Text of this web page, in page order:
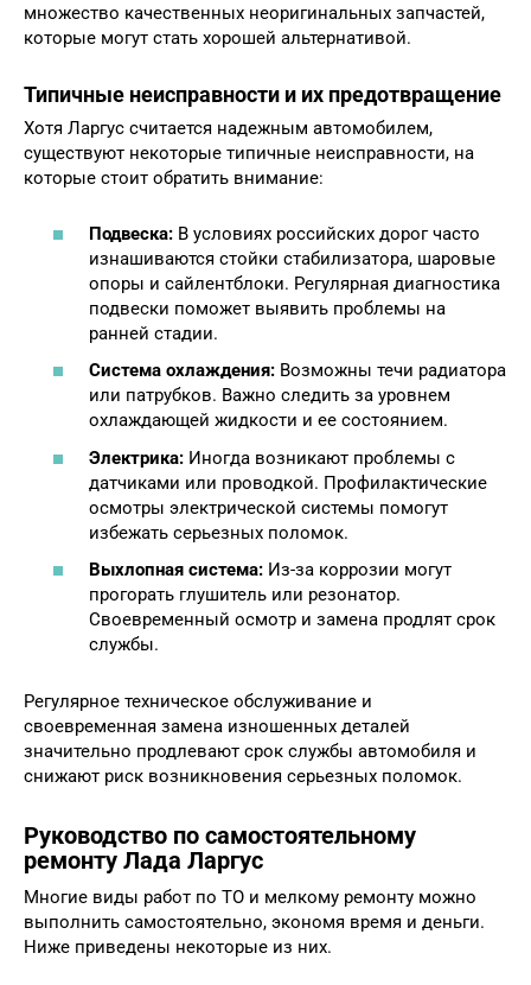
множество качественных неоригинальных запчастей,
которые могут стать хорошей альтернативой.
Типичные неисправности и их предотвращение
Хотя Ларгус считается надежным автомобилем,
существуют некоторые типичные неисправности, на
которые стоит обратить внимание:
Подвеска: В условиях российских дорог часто
изнашиваются стойки стабилизатора, шаровые
опоры и сайлентблоки. Регулярная диагностика
подвески поможет выявить проблемы на
ранней стадии.
Система охлаждения: Возможны течи радиатора
или патрубков. Важно следить за уровнем
охлаждающей жидкости и ее состоянием.
Электрика: Иногда возникают проблемы с
датчиками или проводкой. Профилактические
осмотры электрической системы помогут
избежать серьезных поломок.
Выхлопная система: Из-за коррозии могут
прогорать глушитель или резонатор.
Своевременный осмотр и замена продлят срок
службы.
Регулярное техническое обслуживание и
своевременная замена изношенных деталей
значительно продлевают срок службы автомобиля и
снижают риск возникновения серьезных поломок.
Руководство по самостоятельному
ремонту Лада Ларгус
Многие виды работ по ТО и мелкому ремонту можно
выполнить самостоятельно, экономя время и деньги.
Ниже приведены некоторые из них.